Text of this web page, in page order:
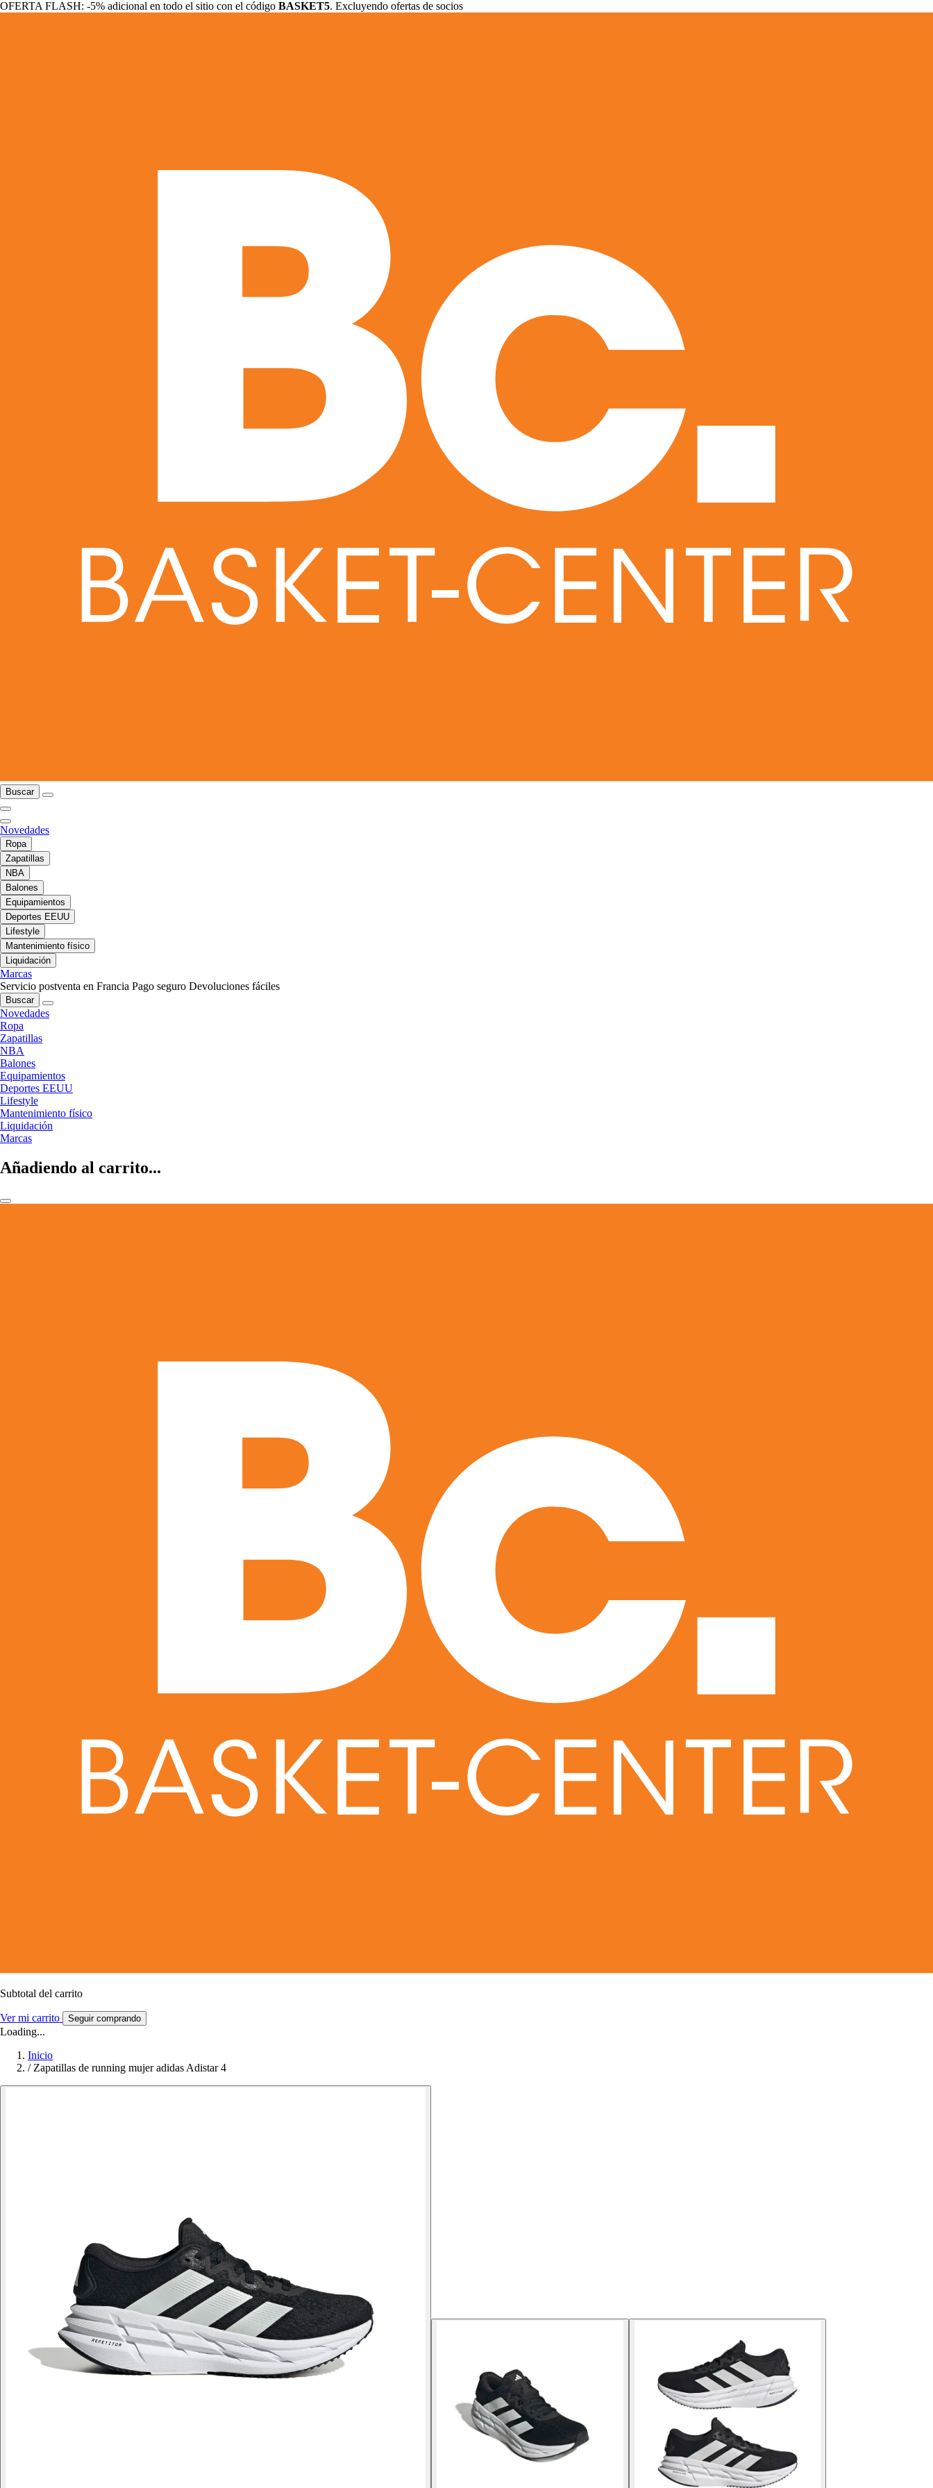
OFERTA FLASH: -5% adicional en todo el sitio con el código BASKET5. Excluyendo ofertas de socios
Buscar
Novedades
Ropa
Zapatillas
NBA
Balones
Equipamientos
Deportes EEUU
Lifestyle
Mantenimiento físico
Liquidación
Marcas
Servicio postventa en Francia Pago seguro Devoluciones fáciles
Buscar
Novedades
Ropa
Zapatillas
NBA
Balones
Equipamientos
Deportes EEUU
Lifestyle
Mantenimiento físico
Liquidación
Marcas
Añadiendo al carrito...
Subtotal del carrito
Ver mi carrito Seguir comprando
Loading...
Inicio
/ Zapatillas de running mujer adidas Adistar 4